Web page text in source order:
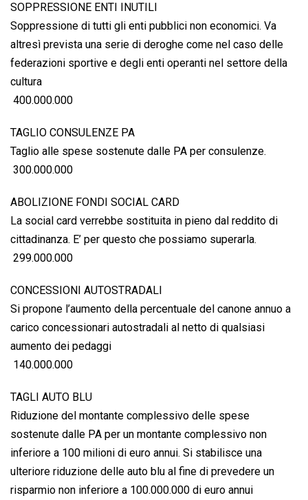
SOPPRESSIONE ENTI INUTILI
Soppressione di tutti gli enti pubblici non economici. Va
altresì prevista una serie di deroghe come nel caso delle
federazioni sportive e degli enti operanti nel settore della
cultura
 400.000.000
TAGLIO CONSULENZE PA
Taglio alle spese sostenute dalle PA per consulenze.
 300.000.000
ABOLIZIONE FONDI SOCIAL CARD
La social card verrebbe sostituita in pieno dal reddito di
cittadinanza. E’ per questo che possiamo superarla.
 299.000.000
CONCESSIONI AUTOSTRADALI
Si propone l’aumento della percentuale del canone annuo a
carico concessionari autostradali al netto di qualsiasi
aumento dei pedaggi
 140.000.000
TAGLI AUTO BLU
Riduzione del montante complessivo delle spese
sostenute dalle PA per un montante complessivo non
inferiore a 100 milioni di euro annui. Si stabilisce una
ulteriore riduzione delle auto blu al fine di prevedere un
risparmio non inferiore a 100.000.000 di euro annui